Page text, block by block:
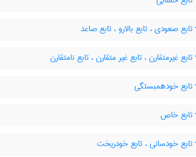
تابع صعودی ، تابع بالارو ، تابع صاعد
تابع غیرمتقارن ، تابع غیر متقارن ، تابع نامتقارن
تابع خودهمبستگی
تابع خاص
تابع خودسانی ، تابع خودریخت